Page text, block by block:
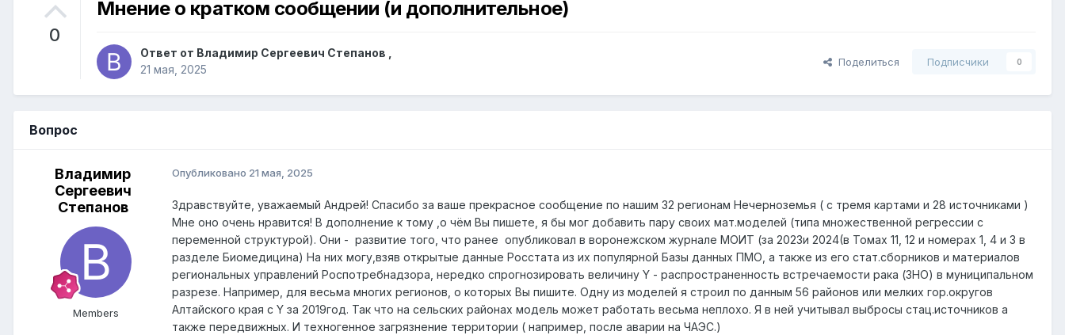
0
Мнение о кратком сообщении (и дополнительное)
Ответ от Владимир Сергеевич Степанов
21 мая, 2025
Поделиться Подписчики 0
Вопрос
Владимир
Сергеевич
Степанов
Members
Опубликовано 21 мая, 2025
Здравствуйте, уважаемый Андрей! Спасибо за ваше прекрасное сообщение по нашим 32 регионам Нечерноземья ( с тремя картами и 28 источниками )
Мне оно очень нравится! В дополнение к тому ,о чём Вы пишете, я бы мог добавить пару своих мат.моделей (типа множественной регрессии с
переменной структурой). Они - развитие того, что ранее опубликовал в воронежском журнале МОИТ (за 2023и 2024(в Томах 11, 12 и номерах 1, 4 и 3 в
разделе Биомедицина) На них могу,взяв открытые данные Росстата из их популярной Базы данных ПМО, а также из его стат.сборников и материалов
региональных управлений Роспотребнадзора, нередко спрогнозировать величину Y - распространенность встречаемости рака (ЗНО) в муниципальном
разрезе. Например, для весьма многих регионов, о которых Вы пишите. Одну из моделей я строил по данным 56 районов или мелких гор.округов
Алтайского края с Y за 2019год. Так что на сельских районах модель может работать весьма неплохо. Я в ней учитывал выбросы стац.источников а
также передвижных. И техногенное загрязнение территории ( например, после аварии на ЧАЭС.)